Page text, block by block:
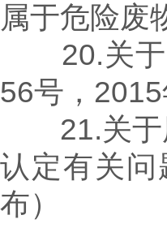
属于危险废
20.关于
56号，
21.关于用
认定有关
布）